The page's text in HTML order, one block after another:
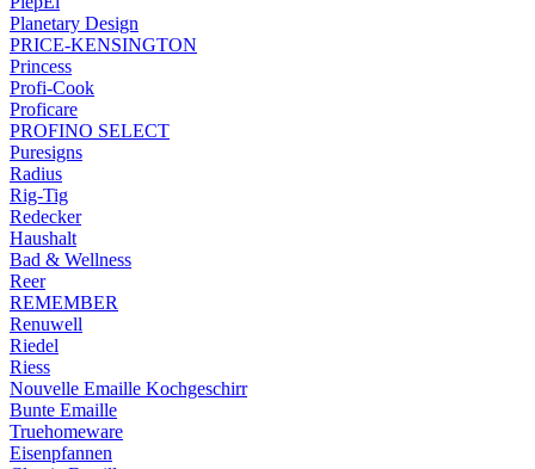
Planetary Design
PRICE-KENSINGTON
Princess
Profi-Cook
Proficare
PROFINO SELECT
Puresigns
Radius
Rig-Tig
Redecker
Haushalt
Bad & Wellness
Reer
REMEMBER
Renuwell
Riedel
Riess
Nouvelle Emaille Kochgeschirr
Bunte Emaille
Truehomeware
Eisenpfannen